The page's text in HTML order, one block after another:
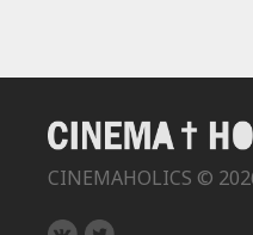
CINEMAHOLICS ©